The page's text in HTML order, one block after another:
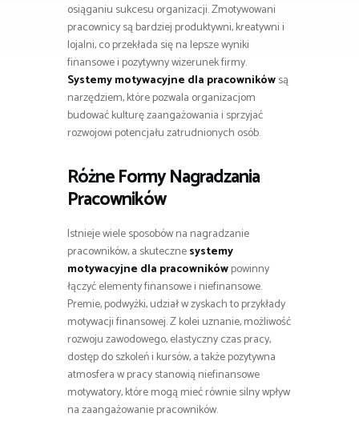
osiąganiu sukcesu organizacji. Zmotywowani
pracownicy są bardziej produktywni, kreatywni i
lojalni, co przekłada się na lepsze wyniki
finansowe i pozytywny wizerunek firmy.
Systemy motywacyjne dla pracownikówsą
narzędziem, które pozwala organizacjom
budować kulturę zaangażowania i sprzyjać
rozwojowi potencjału zatrudnionych osób.
Różne Formy Nagradzania
Pracowników
Istnieje wiele sposobów na nagradzanie
pracowników, a skutecznesystemy
motywacyjne dla pracownikówpowinny
łączyć elementy finansowe i niefinansowe.
Premie, podwyżki, udział w zyskach to przykłady
motywacji finansowej. Z kolei uznanie, możliwość
rozwoju zawodowego, elastyczny czas pracy,
dostęp do szkoleń i kursów, a także pozytywna
atmosfera w pracy stanowią niefinansowe
motywatory, które mogą mieć równie silny wpływ
na zaangażowanie pracowników.